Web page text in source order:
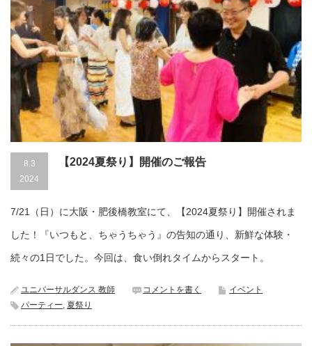
8.3
2024
【2024夏祭り】開催のご報告
7/21（日）に大阪・肥後橋教室にて、【2024夏祭り】開催されま
した！『いつもと、ちゃうちゃう』の告知の通り、新鮮な体験・
続々の1日でした。今回は、食い倒れタイムからスタート。
ユニバーサルダンス 教師 コメントを書く
イベント
パーティー, 夏祭り